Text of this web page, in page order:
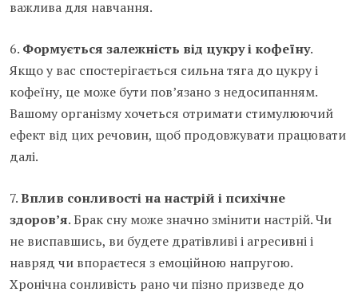
важлива для навчання.
6. Формується залежність від цукру і кофеїну.
Якщо у вас спостерігається сильна тяга до цукру і
кофеїну, це може бути пов’язано з недосипанням.
Вашому організму хочеться отримати стимулюючий
ефект від цих речовин, щоб продовжувати працювати
далі.
7.Вплив сонливості на настрій і психічне
здоров’я. Брак сну може значно змінити настрій. Чи
не виспавшись, ви будете дратівливі і агресивні і
навряд чи впораєтеся з емоційною напругою.
Хронічна сонливість рано чи пізно призведе до